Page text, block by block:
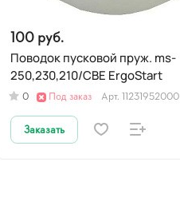
100 руб.
Поводок пусковой пруж. ms-
250,230,210/СВЕ ErgoStart
0 Под заказ Арт. 11231952000
Заказать